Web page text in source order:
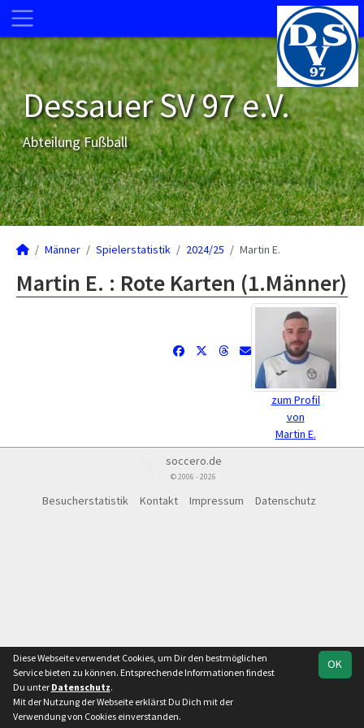
Dessauer SV 97 e.V.
Abteilung Fußball
Männer Spielerstatistik 2024/25 Martin E.
Martin E. : Rote Karten (1.Männer)
zum Profil
von
Martin E.
soccero.de
© 2006 - 2026
Besucherstatistik Kontakt Impressum Datenschutz
OK
Diese Webseite verwendet Cookies, um Dir den bestmöglichen
Service bieten zu können. Entsprechende Informationen findest
Du unter Datenschutz.
Mit der Nutzung der Webseite erklärst Du Dich mit der
Verwendung von Cookies einverstanden.